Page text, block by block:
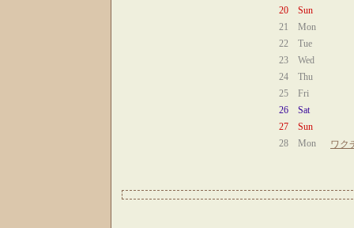
20
Sun
21
Mon
22
Tue
23
Wed
24
Thu
25
Fri
26
Sat
27
Sun
28
Mon ワク